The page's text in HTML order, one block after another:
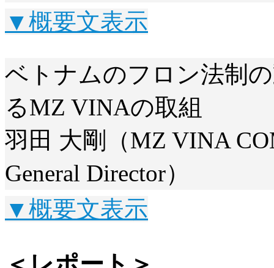
▼概要文表示
ベトナムのフロン法制
るMZ VINAの取組
羽田 大剛（MZ VINA
General Director）
▼概要文表示